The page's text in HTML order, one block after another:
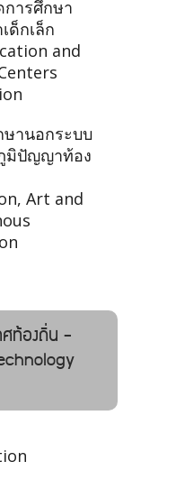
การศึกษา
ด็กเล็ก
and
ษานอกระบบ
มิปัญญาท้อง
Art and
ศท้องถิ่น -